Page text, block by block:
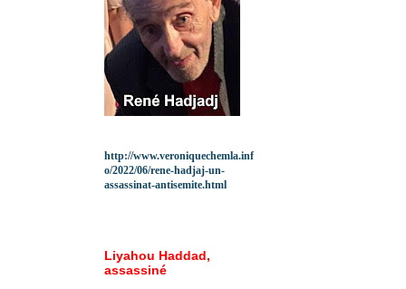
http://www.veroniquechemla.inf
o/2022/06/rene-hadjaj-un-
assassinat-antisemite.html
Liyahou Haddad,
assassiné